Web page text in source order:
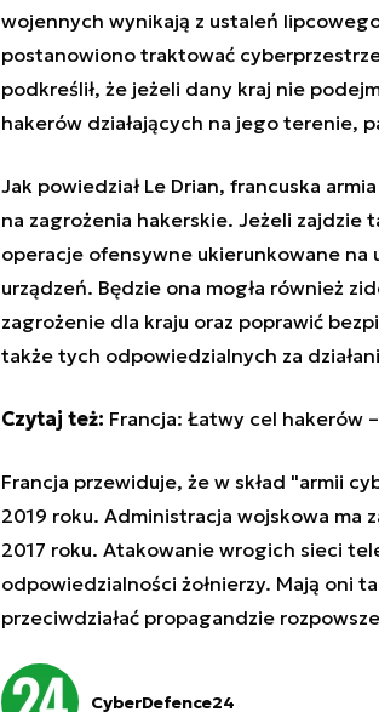
wojennych wynikają z ustaleń
postanowiono traktować
podkreślił, że jeżeli dany kraj nie
hakerów działających na jego terenie,
Jak powiedział Le Drian, francuska
na zagrożenia hakerskie. Jeżeli zajdzie
operacje ofensywne ukierunkowane na
urządzeń. Będzie ona mogła również
zagrożenie dla kraju oraz poprawić
także tych odpowiedzialnych za
Czytaj też: Francja: Łatwy cel hakerów
Francja przewiduje, że w skład "armii
2019 roku. Administracja wojskowa ma
2017 roku. Atakowanie wrogich sieci
odpowiedzialności żołnierzy. Mają oni
przeciwdziałać propagandzie
CyberDefence24